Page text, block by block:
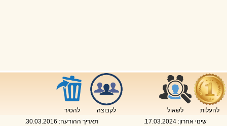
להעלות לשאול לקבוצה
להסיר
שינוי אחרון:17.03.2024
. תאריך ההודעה: 30.03.2016
.